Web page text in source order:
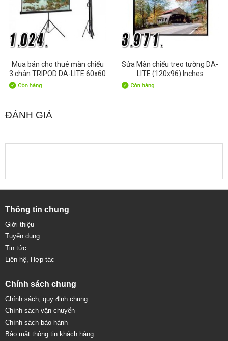
Mua bán cho thuê màn chiếu
3 chân TRIPOD DA-LITE 60x60
Sửa Màn chiếu treo tường DA-
LITE (120x96) Inches
ĐÁNH GIÁ
Thông tin chung
Giới thiệu
Tuyển dụng
Tin tức
Liên hệ, Hợp tác
Chính sách chung
Chính sách, quy định chung
Chính sách vận chuyển
Chính sách bảo hành
Bảo mật thông tin khách hàng